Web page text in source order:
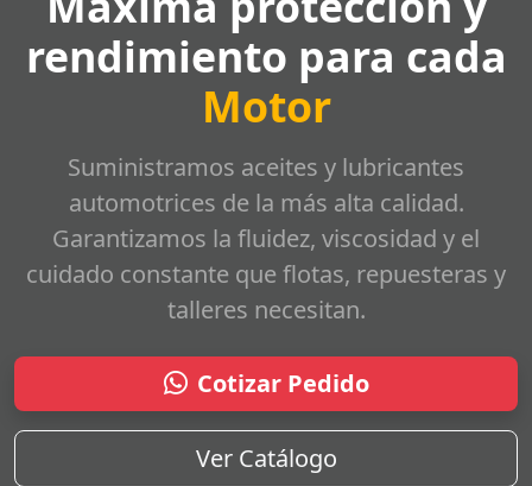
rendimiento para cada
Motor
Suministramos aceites y lubricantes
automotrices de la más alta calidad.
Garantizamos la fluidez, viscosidad y el
cuidado constante que flotas, repuesteras y
talleres necesitan.
Cotizar Pedido
Ver Catálogo